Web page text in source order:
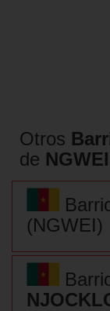
Otros
de NGWEI
(NGWEI)